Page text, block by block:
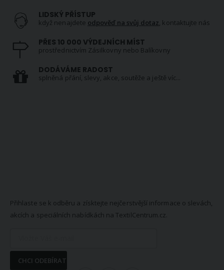
LIDSKÝ PŘÍSTUP
když nenajdete odpověď na svůj dotaz, kontaktujte nás
PŘES 10 000 VÝDEJNÍCH MÍST
prostřednictvím Zásilkovny nebo Balíkovny
DODÁVÁME RADOST
splněná přání, slevy, akce, soutěže a ještě víc...
Přihlaste se k odběru a získtejte nejčerstvější informace o slevách,
akcích a speciálních nabídkách na TextilCentrum.cz.
CHCI ODEBÍRAT